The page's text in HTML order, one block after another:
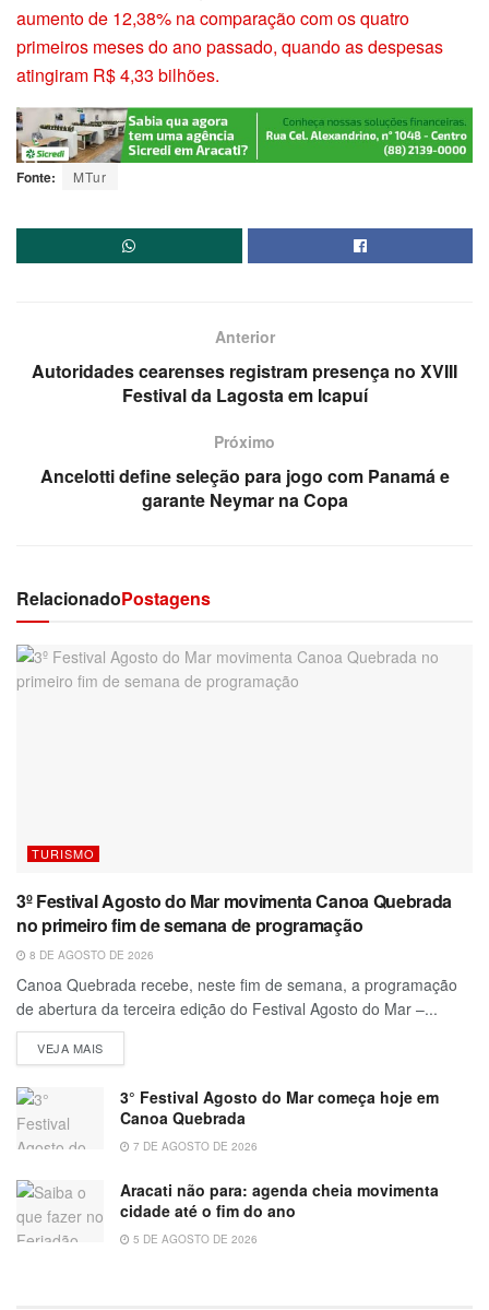
aumento de 12,38% na comparação com os quatro
primeiros meses do ano passado, quando as despesas
atingiram R$ 4,33 bilhões.
Fonte: MTur
Anterior
Autoridades cearenses registram presença no XVIII
Festival da Lagosta em Icapuí
Próximo
Ancelotti define seleção para jogo com Panamá e
garante Neymar na Copa
RelacionadoPostagens
TURISMO
3º Festival Agosto do Mar movimenta Canoa Quebrada
no primeiro fim de semana de programação
8 DE AGOSTO DE 2026
Canoa Quebrada recebe, neste fim de semana, a programação
de abertura da terceira edição do Festival Agosto do Mar –...
VEJA MAIS
3° Festival Agosto do Mar começa hoje em
Canoa Quebrada
7 DE AGOSTO DE 2026
Aracati não para: agenda cheia movimenta
cidade até o fim do ano
5 DE AGOSTO DE 2026